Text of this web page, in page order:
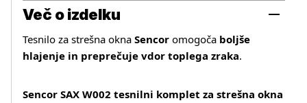
Več o izdelku
Tesnilo za strešna okna Sencor omogoča boljše
hlajenje in preprečuje vdor toplega zraka.
Sencor SAX W002 tesnilni komplet za strešna okna